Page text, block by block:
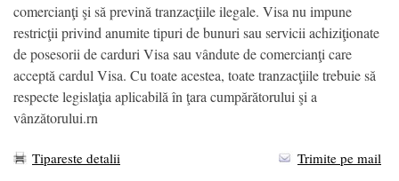
comercianţi şi să prevină tranzacţiile ilegale. Visa nu impune
restricţii privind anumite tipuri de bunuri sau servicii achiziţionate
de posesorii de carduri Visa sau vândute de comercianţi care
acceptă cardul Visa. Cu toate acestea, toate tranzacţiile trebuie să
respecte legislaţia aplicabilă în ţara cumpărătorului şi a
vânzătorului.rn
Tipareste detalii
Trimite pe mail